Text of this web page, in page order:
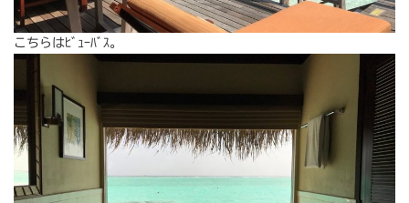
こちらはﾋﾞｭｰﾊﾞｽ。